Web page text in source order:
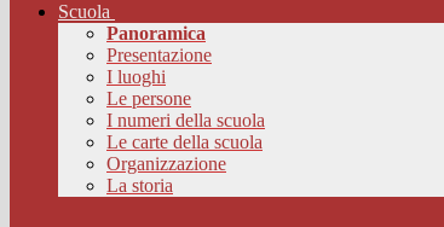
Scuola
Panoramica
Presentazione
I luoghi
Le persone
I numeri della scuola
Le carte della scuola
Organizzazione
La storia